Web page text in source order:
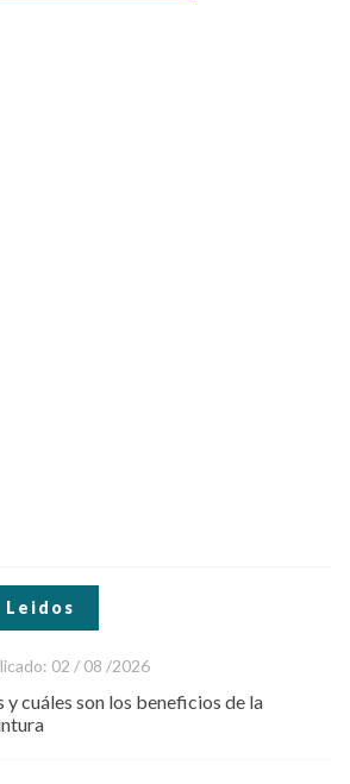
02 / 08 /2026
y cuáles son los beneficios de la